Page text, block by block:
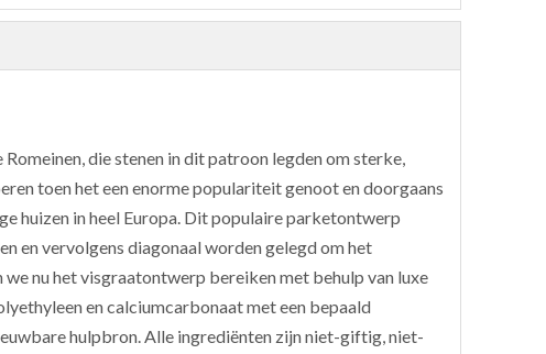
die stenen in dit patroon legden om sterke,
toen het een enorme populariteit genoot en doorgaans
huizen in heel Europa. Dit populaire parketontwerp
en vervolgens diagonaal worden gelegd om het
nu het visgraatontwerp bereiken met behulp van luxe
en calciumcarbonaat met een bepaald
hulpbron. Alle ingrediënten zijn niet-giftig, niet-